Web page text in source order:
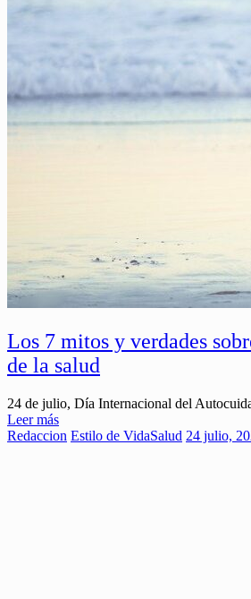
Los 7 mitos y verdades
de la salud
24 de julio, Día Internacional del
Leer más
Redaccion Estilo de VidaSalud 24 julio,